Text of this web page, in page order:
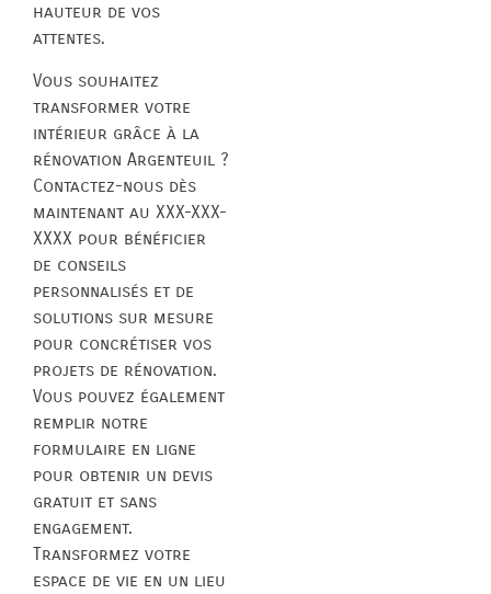
hauteur de vos
attentes.
Vous souhaitez
transformer votre
intérieur grâce à la
rénovation Argenteuil ?
Contactez-nous dès
maintenant au XXX-XXX-
XXXX pour bénéficier
de conseils
personnalisés et de
solutions sur mesure
pour concrétiser vos
projets de rénovation.
Vous pouvez également
remplir notre
formulaire en ligne
pour obtenir un devis
gratuit et sans
engagement.
Transformez votre
espace de vie en un lieu